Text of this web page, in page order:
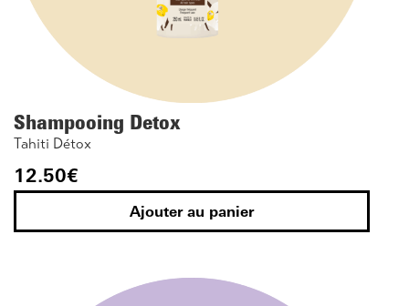
Shampooing Detox
Tahiti Détox
12.50€
Ajouter au panier